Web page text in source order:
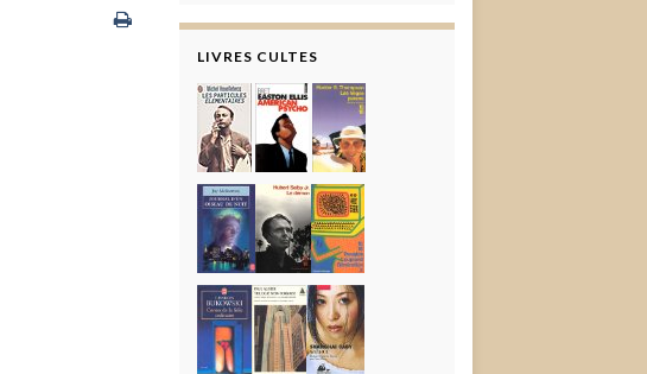
LIVRES CULTES